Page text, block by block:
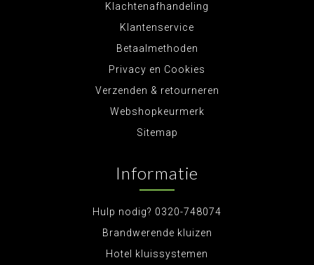
Klachtenafhandeling
Klantenservice
Betaalmethoden
Privacy en Cookies
Verzenden & retourneren
Webshopkeurmerk
Sitemap
Informatie
Hulp nodig? 0320-748074
Brandwerende kluizen
Hotel kluissystemen